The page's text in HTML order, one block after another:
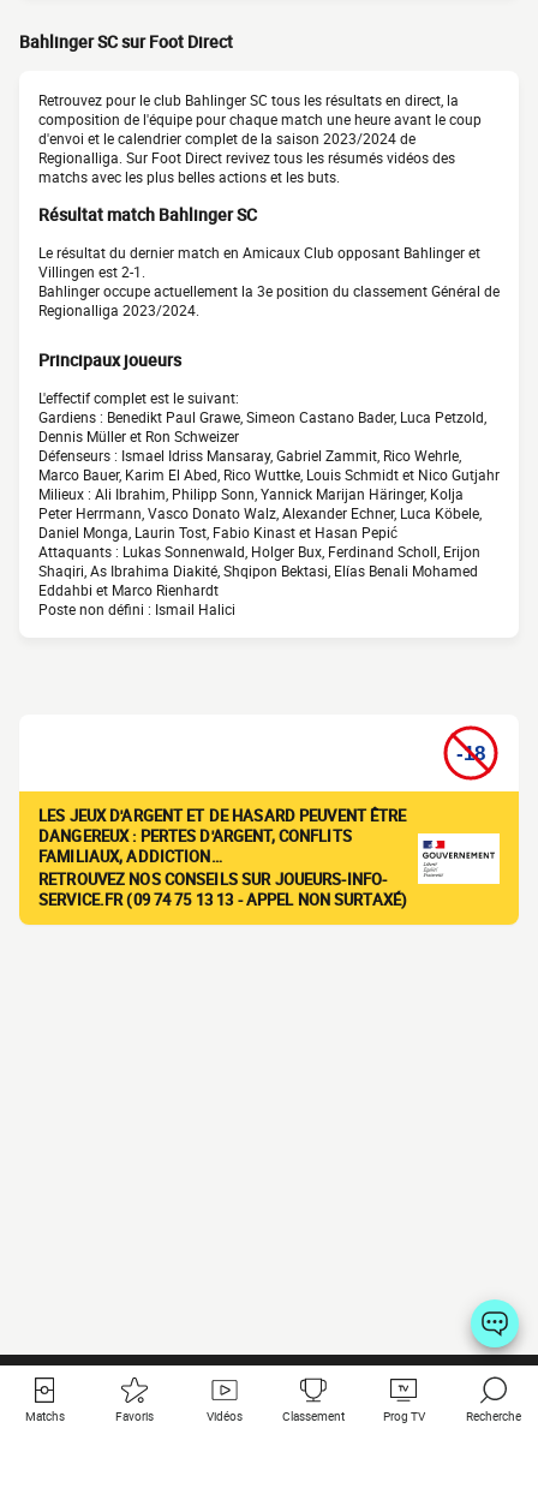
Bahlinger SC sur Foot Direct
Retrouvez pour le club Bahlinger SC tous les résultats en direct, la
composition de l'équipe pour chaque match une heure avant le coup
d'envoi et le calendrier complet de la saison 2023/2024 de
Regionalliga. Sur Foot Direct revivez tous les résumés vidéos des
matchs avec les plus belles actions et les buts.
Résultat match Bahlinger SC
Le résultat du dernier match en Amicaux Club opposant Bahlinger et
Villingen est 2-1.
Bahlinger occupe actuellement la 3e position du classement Général de
Regionalliga 2023/2024.
Principaux joueurs
L'effectif complet est le suivant:
Gardiens : Benedikt Paul Grawe, Simeon Castano Bader, Luca Petzold,
Dennis Müller et Ron Schweizer
Défenseurs : Ismael Idriss Mansaray, Gabriel Zammit, Rico Wehrle,
Marco Bauer, Karim El Abed, Rico Wuttke, Louis Schmidt et Nico Gutjahr
Milieux : Ali Ibrahim, Philipp Sonn, Yannick Marijan Häringer, Kolja
Peter Herrmann, Vasco Donato Walz, Alexander Echner, Luca Köbele,
Daniel Monga, Laurin Tost, Fabio Kinast et Hasan Pepić
Attaquants : Lukas Sonnenwald, Holger Bux, Ferdinand Scholl, Erijon
Shaqiri, As Ibrahima Diakité, Shqipon Bektasi, Elías Benali Mohamed
Eddahbi et Marco Rienhardt
Poste non défini : Ismail Halici
LES JEUX D'ARGENT ET DE HASARD PEUVENT ÊTRE
DANGEREUX : PERTES D'ARGENT, CONFLITS
FAMILIAUX, ADDICTION…
RETROUVEZ NOS CONSEILS SUR JOUEURS-INFO-
SERVICE.FR (09 74 75 13 13 - APPEL NON SURTAXÉ)
Matchs Favoris Vidéos Classement Prog TV Recherche